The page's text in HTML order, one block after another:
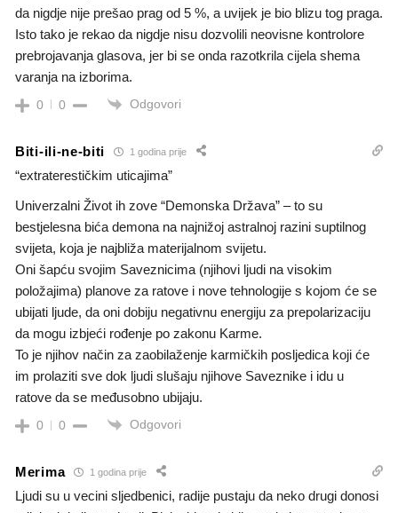
da nigdje nije prešao prag od 5 %, a uvijek je bio blizu tog praga.
Isto tako je rekao da nigdje nisu dozvolili neovisne kontrolore
prebrojavanja glasova, jer bi se onda razotkrila cijela shema
varanja na izborima.
0 0 Odgovori
Biti-ili-ne-biti 1 godina prije
“extraterestičkim uticajima”
Univerzalni Život ih zove “Demonska Država” – to su
bestjelesna bića demona na najnižoj astralnoj razini suptilnog
svijeta, koja je najbliža materijalnom svijetu.
Oni šapću svojim Saveznicima (njihovi ljudi na visokim
položajima) planove za ratove i nove tehnologije s kojom će se
ubijati ljude, da oni dobiju negativnu energiju za prepolarizaciju
da mogu izbjeći rođenje po zakonu Karme.
To je njihov način za zaobilaženje karmičkih posljedica koji će
im prolaziti sve dok ljudi slušaju njihove Saveznike i idu u
ratove da se međusobno ubijaju.
0 0 Odgovori
Merima 1 godina prije
Ljudi su u vecini sljedbenici, radije pustaju da neko drugi donosi